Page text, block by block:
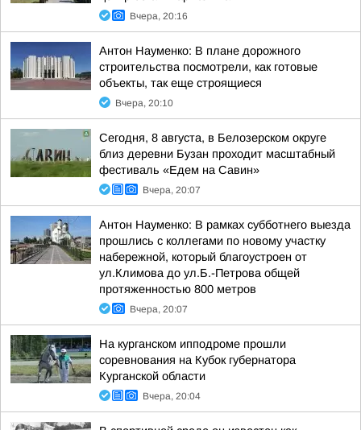
Вчера, 20:16
Антон Науменко: В плане дорожного
строительства посмотрели, как готовые
объекты, так еще строящиеся
Вчера, 20:10
Сегодня, 8 августа, в Белозерском округе
близ деревни Бузан проходит масштабный
фестиваль «Едем на Савин»
Вчера, 20:07
Антон Науменко: В рамках субботнего выезда
прошлись с коллегами по новому участку
набережной, который благоустроен от
ул.Климова до ул.Б.-Петрова общей
протяженностью 800 метров
Вчера, 20:07
На курганском ипподроме прошли
соревнования на Кубок губернатора
Курганской области
Вчера, 20:04